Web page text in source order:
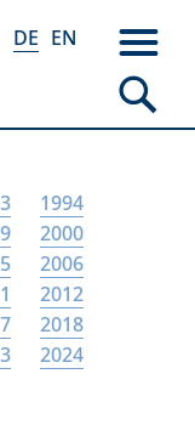
DE EN
1994
2000
2006
2012
2018
2024